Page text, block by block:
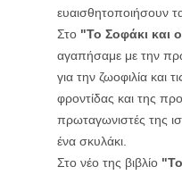
ευαισθητοποιήσουν
Στο "Το Σοφάκι και
αγαπήσαμε με την
για την ζωοφιλία και
φροντίδας και της
πρωταγωνιστές της
ένα σκυλάκι.
Στο νέο της βιβλίο